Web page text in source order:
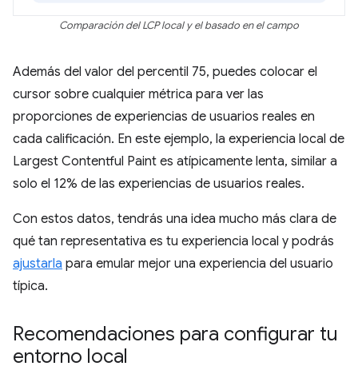
Comparación del LCP local y el basado en el campo
Además del valor del percentil 75, puedes colocar el
cursor sobre cualquier métrica para ver las
proporciones de experiencias de usuarios reales en
cada calificación. En este ejemplo, la experiencia local de
Largest Contentful Paint es atípicamente lenta, similar a
solo el 12% de las experiencias de usuarios reales.
Con estos datos, tendrás una idea mucho más clara de
qué tan representativa es tu experiencia local y podrás
ajustarla para emular mejor una experiencia del usuario
típica.
Recomendaciones para configurar tu
entorno local